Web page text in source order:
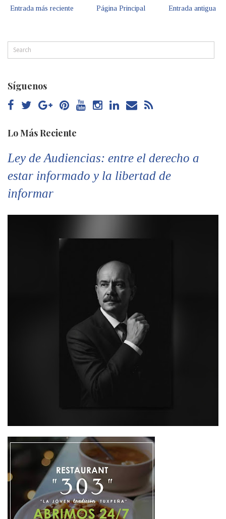
Entrada más reciente Entrada antigua
Página Principal
Síguenos
Lo Más Reciente
Ley de Audiencias: entre el derecho a
estar informado y la libertad de
informar